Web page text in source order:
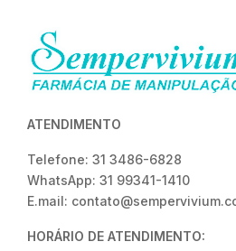
ATENDIMENTO
Telefone: 31 3486-6828
WhatsApp: 31 99341-1410
E.mail:
HORÁRIO DE ATENDIMENTO: